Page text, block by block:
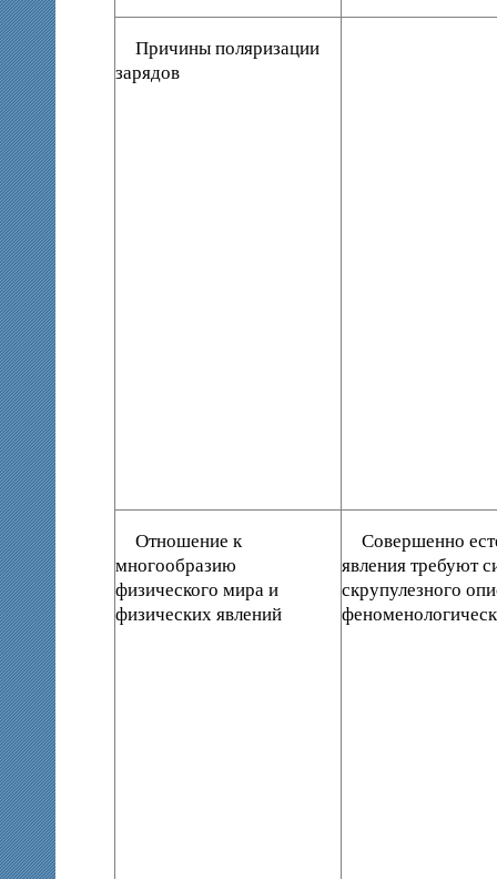
Причины поляризации
зарядов
Отношение к
многообразию
физического мира и
физических явлений
Совершенно
явления требуют
скрупулезного